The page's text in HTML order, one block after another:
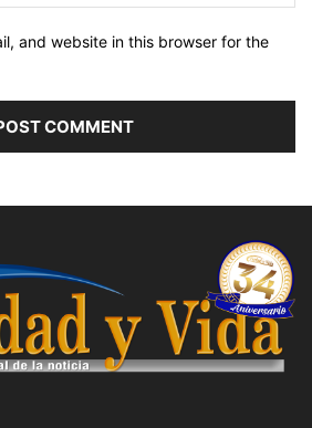
and website in this browser for the